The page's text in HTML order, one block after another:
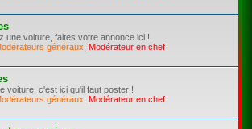
une voiture, faites votre annonce ici !
généraux
Modérateur en chef
voiture, c'est ici qu'il faut poster !
généraux
Modérateur en chef